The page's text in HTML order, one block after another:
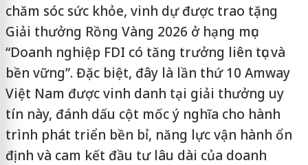
chăm sóc sức khỏe, vinh dự được trao tặng
Giải thưởng Rồng Vàng 2026 ở hạng mục
“Doanh nghiệp FDI có tăng trưởng liên tục và
bền vững”. Đặc biệt, đây là lần thứ 10 Amway
Việt Nam được vinh danh tại giải thưởng uy
tín này, đánh dấu cột mốc ý nghĩa cho hành
trình phát triển bền bỉ, năng lực vận hành ổn
định và cam kết đầu tư lâu dài của doanh